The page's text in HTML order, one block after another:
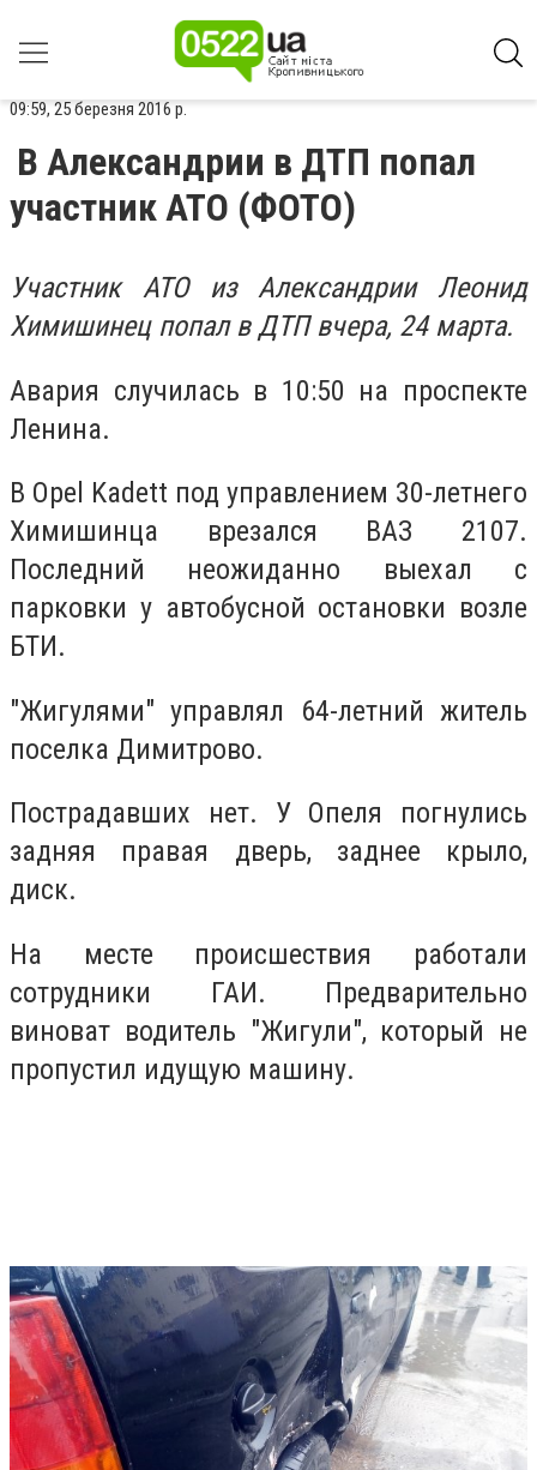
09:59, 25 березня 2016 р.
В Александрии в ДТП попал
участник АТО (ФОТО)
Участник АТО из Александрии Леонид
Химишинец попал в ДТП вчера, 24 марта.
Авария случилась в 10:50 на проспекте
Ленина.
В Opel Kadett под управлением 30-летнего
Химишинца врезался ВАЗ 2107.
Последний неожиданно выехал с
парковки у автобусной остановки возле
БТИ.
"Жигулями" управлял 64-летний житель
поселка Димитрово.
Пострадавших нет. У Опеля погнулись
задняя правая дверь, заднее крыло,
диск.
На месте происшествия работали
сотрудники ГАИ. Предварительно
виноват водитель "Жигули", который не
пропустил идущую машину.